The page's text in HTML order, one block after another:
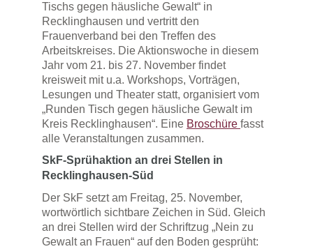
Tischs gegen häusliche Gewalt“ in
Recklinghausen und vertritt den
Frauenverband bei den Treffen des
Arbeitskreises. Die Aktionswoche in diesem
Jahr vom 21. bis 27. November findet
kreisweit mit u.a. Workshops, Vorträgen,
Lesungen und Theater statt, organisiert vom
„Runden Tisch gegen häusliche Gewalt im
Kreis Recklinghausen“. Eine Broschüre fasst
alle Veranstaltungen zusammen.
SkF-Sprühaktion an drei Stellen in
Recklinghausen-Süd
Der SkF setzt am Freitag, 25. November,
wortwörtlich sichtbare Zeichen in Süd. Gleich
an drei Stellen wird der Schriftzug „Nein zu
Gewalt an Frauen“ auf den Boden gesprüht: